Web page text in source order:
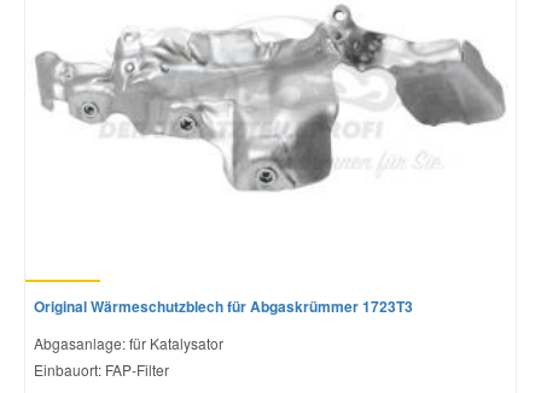
Original Wärmeschutzblech für Abgaskrümmer 1723T3
Abgasanlage: für Katalysator
Einbauort: FAP-Filter